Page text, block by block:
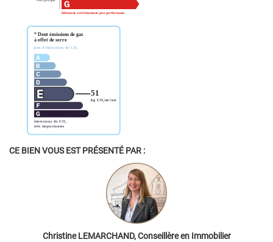
CE BIEN VOUS EST PRÉSENTÉ PAR :
Christine LEMARCHAND, Conseillère en Immobilier